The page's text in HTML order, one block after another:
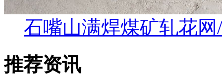
石嘴山满焊煤矿轧花
推荐资讯